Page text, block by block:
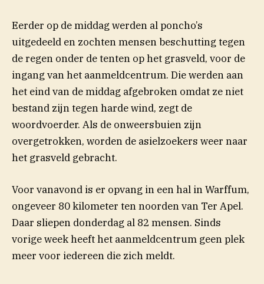
Eerder op de middag werden al poncho’s
uitgedeeld en zochten mensen beschutting tegen
de regen onder de tenten op het grasveld, voor de
ingang van het aanmeldcentrum. Die werden aan
het eind van de middag afgebroken omdat ze niet
bestand zijn tegen harde wind, zegt de
woordvoerder. Als de onweersbuien zijn
overgetrokken, worden de asielzoekers weer naar
het grasveld gebracht.
Voor vanavond is er opvang in een hal in Warffum,
ongeveer 80 kilometer ten noorden van Ter Apel.
Daar sliepen donderdag al 82 mensen. Sinds
vorige week heeft het aanmeldcentrum geen plek
meer voor iedereen die zich meldt.